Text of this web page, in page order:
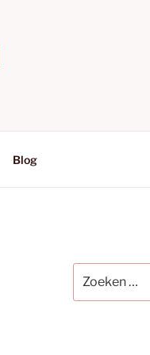
Blog
naar: